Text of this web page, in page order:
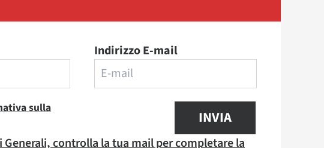
Indirizzo E-mail
sulla
INVIA
controlla la tua mail per completare la